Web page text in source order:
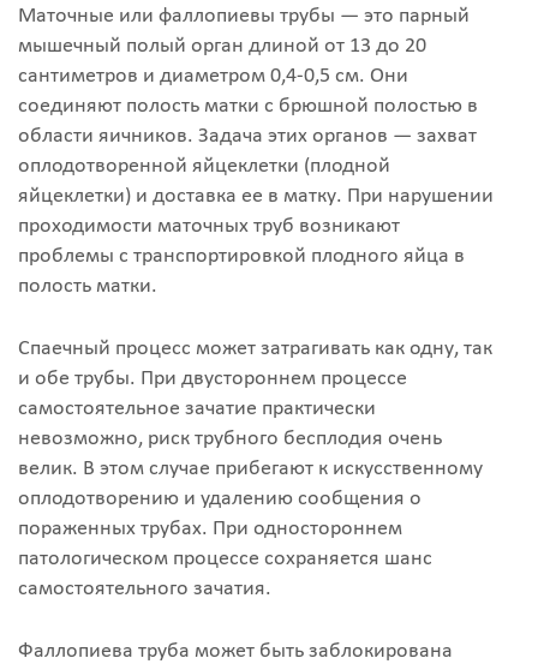
Маточные или фаллопиевы трубы — это парный
мышечный полый орган длиной от 13 до 20
сантиметров и диаметром 0,4-0,5 см. Они
соединяют полость матки с брюшной полостью в
области яичников. Задача этих органов — захват
оплодотворенной яйцеклетки (плодной
яйцеклетки) и доставка ее в матку. При нарушении
проходимости маточных труб возникают
проблемы с транспортировкой плодного яйца в
полость матки.
Спаечный процесс может затрагивать как одну, так
и обе трубы. При двустороннем процессе
самостоятельное зачатие практически
невозможно, риск трубного бесплодия очень
велик. В этом случае прибегают к искусственному
оплодотворению и удалению сообщения о
пораженных трубах. При одностороннем
патологическом процессе сохраняется шанс
самостоятельного зачатия.
Фаллопиева труба может быть заблокирована